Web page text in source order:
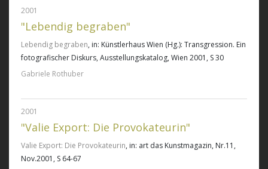
2001
"Lebendig begraben"
Lebendig begraben, in: Künstlerhaus Wien (Hg.): Transgression. Ein
fotografischer Diskurs, Ausstellungskatalog, Wien 2001, S 30
Gabriele Rothuber
2001
"Valie Export: Die Provokateurin"
Valie Export: Die Provokateurin, in: art das Kunstmagazin, Nr.11,
Nov.2001, S 64-67